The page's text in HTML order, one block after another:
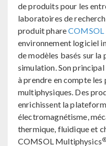
de produits pour les
laboratoires de
produit phare
environnement logiciel
de modèles basés sur
simulation. Son
à prendre en compte les
multiphysiques. Des
enrichissent la
électromagnétisme,
thermique, fluidique et
COMSOL Multiphysics